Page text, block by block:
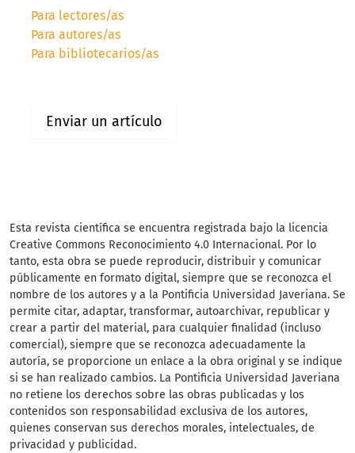
Para lectores/as
Para autores/as
Para bibliotecarios/as
Enviar un artículo
Esta revista científica se encuentra registrada bajo la licencia
Creative Commons Reconocimiento 4.0 Internacional. Por lo
tanto, esta obra se puede reproducir, distribuir y comunicar
públicamente en formato digital, siempre que se reconozca el
nombre de los autores y a la Pontificia Universidad Javeriana. Se
permite citar, adaptar, transformar, autoarchivar, republicar y
crear a partir del material, para cualquier finalidad (incluso
comercial), siempre que se reconozca adecuadamente la
autoría, se proporcione un enlace a la obra original y se indique
si se han realizado cambios. La Pontificia Universidad Javeriana
no retiene los derechos sobre las obras publicadas y los
contenidos son responsabilidad exclusiva de los autores,
quienes conservan sus derechos morales, intelectuales, de
privacidad y publicidad.